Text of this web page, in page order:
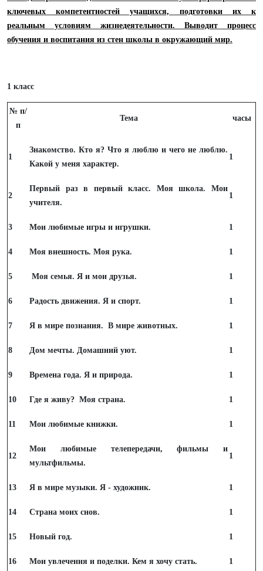
ключевых компетентностей учащихся, подготовки их к
реальным условиям жизнедеятельности. Выводит процесс
обучения и воспитания из стен школы в окружающий мир.
1 класс
№ п/
п
Тема часы
1
Знакомство. Кто я? Что я люблю и чего не люблю.
Какой у меня характер.
1
2
Первый раз в первый класс. Моя школа. Мои
учителя.
1
3 Мои любимые игры и игрушки. 1
4 Моя внешность. Моя рука. 1
5 Моя семья. Я и мои друзья. 1
6 Радость движения. Я и спорт. 1
7 Я в мире познания. В мире животных. 1
8 Дом мечты. Домашний уют. 1
9 Времена года. Я и природа. 1
10 Где я живу? Моя страна. 1
11 Мои любимые книжки. 1
12
Мои любимые телепередачи, фильмы и
мультфильмы.
1
13 Я в мире музыки. Я - художник. 1
14 Страна моих снов. 1
15 Новый год. 1
16 Мои увлечения и поделки. Кем я хочу стать. 1